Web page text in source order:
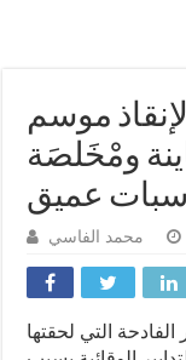
موسم
ومْخَلصَة
محمد الفاسي
التي لحقتها